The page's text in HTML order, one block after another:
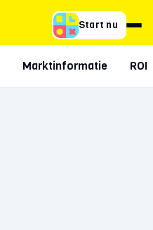
Start nu
Marktinformatie ROI